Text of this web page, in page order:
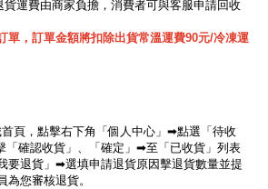
貨運費由商家負擔，消費者可與客服申請回收
單，訂單金額將扣除出貨常溫運費90元/冷凍運
頁，點擊右下角「個人中心」➡點選「待收
「確認收貨」、「確定」➡至「已收貨」列表
要退貨」➡選填申請退貨原因擊退貨數量並提
為您審核退貨。